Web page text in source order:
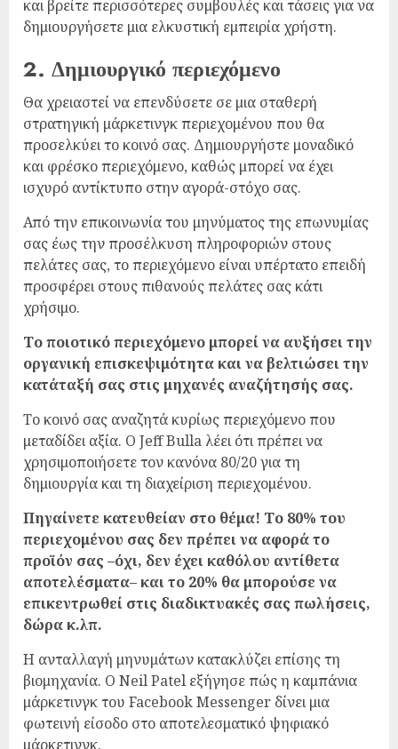
και βρείτε περισσότερες συμβουλές και τάσεις για να
δημιουργήσετε μια ελκυστική εμπειρία χρήστη.
2. Δημιουργικό περιεχόμενο
Θα χρειαστεί να επενδύσετε σε μια σταθερή
στρατηγική μάρκετινγκ περιεχομένου που θα
προσελκύει το κοινό σας. Δημιουργήστε μοναδικό
και φρέσκο ​​περιεχόμενο, καθώς μπορεί να έχει
ισχυρό αντίκτυπο στην αγορά-στόχο σας.
Από την επικοινωνία του μηνύματος της επωνυμίας
σας έως την προσέλκυση πληροφοριών στους
πελάτες σας, το περιεχόμενο είναι υπέρτατο επειδή
προσφέρει στους πιθανούς πελάτες σας κάτι
χρήσιμο.
Το ποιοτικό περιεχόμενο μπορεί να αυξήσει την
οργανική επισκεψιμότητα και να βελτιώσει την
κατάταξή σας στις μηχανές αναζήτησής σας.
Το κοινό σας αναζητά κυρίως περιεχόμενο που
μεταδίδει αξία. Ο Jeff Bulla λέει ότι πρέπει να
χρησιμοποιήσετε τον κανόνα 80/20 για τη
δημιουργία και τη διαχείριση περιεχομένου.
Πηγαίνετε κατευθείαν στο θέμα! Το 80% του
περιεχομένου σας δεν πρέπει να αφορά το
προϊόν σας –όχι, δεν έχει καθόλου αντίθετα
αποτελέσματα– και το 20% θα μπορούσε να
επικεντρωθεί στις διαδικτυακές σας πωλήσεις,
δώρα κ.λπ.
Η ανταλλαγή μηνυμάτων κατακλύζει επίσης τη
βιομηχανία. Ο Neil Patel εξήγησε πώς η καμπάνια
μάρκετινγκ του Facebook Messenger δίνει μια
φωτεινή είσοδο στο αποτελεσματικό ψηφιακό
μάρκετινγκ.